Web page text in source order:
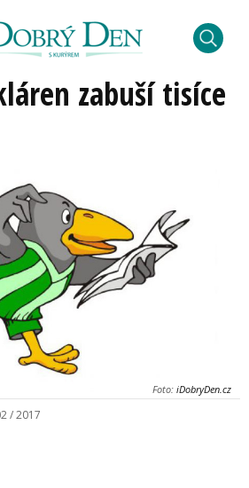
zabuší tisíce
Foto: iDobryDen.cz
/ 2017